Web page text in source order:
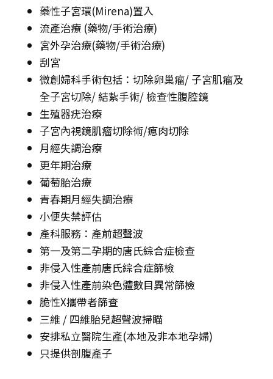
藥性子宮環(Mirena)置入
流產治療 (藥物/手術治療)
宮外孕治療(藥物/手術治療)
刮宮
微創婦科手術包括：切除卵巢瘤/ 子宮肌瘤及
全子宮切除/ 結紥手術/ 檢查性腹腔鏡
生殖器疣治療
子宮內視鏡肌瘤切除術/瘜肉切除
月經失調治療
更年期治療
葡萄胎治療
青春期月經失調治療
小便失禁評估
產科服務：產前超聲波
第一及第二孕期的唐氏綜合症檢查
非侵入性產前唐氏綜合症篩檢
非侵入性產前染色體數目異常篩檢
脆性X攜帶者篩查
三維 / 四維胎兒超聲波掃瞄
安排私立醫院生產(本地及非本地孕婦)
只提供剖腹產子